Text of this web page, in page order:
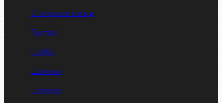
Стопорные кольца
Такелаж
Шайбы
Шпильки
Шплинты